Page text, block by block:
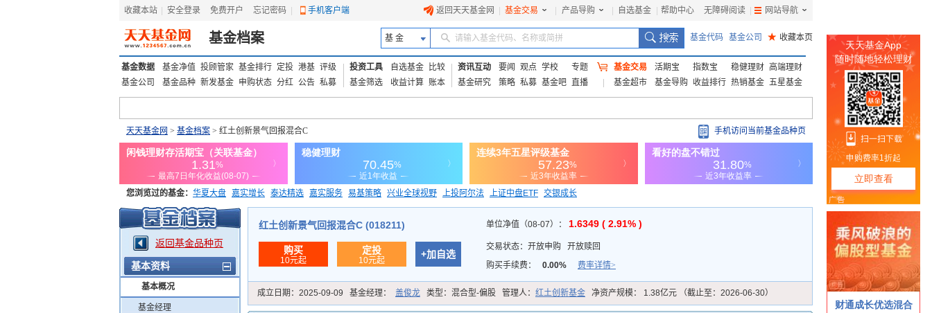
收藏本站 安全登录 免费开户 忘记密码 手机客户端 返回天天基金网 基金交易 产品导购 自选基金 帮助中心 无障碍阅读 网站导航
基金档案 基 金 请输入基金代码、名称或简拼 基金代码 基金公司 ★ 收藏本页
基金数据 基金净值 投顾管家 基金排行 定投 港基 评级
基金公司
基金品种 新发基金 申购状态 分红 公告 私募
投资工具 自选基金
比较
基金筛选
收益计算 账本
资讯互动 要闻 观点 学校
专题
基金研究
策略 私募 基金吧 直播
基金交易 活期宝 指数宝 稳健理财 高端理财
基金超市
基金导购 收益排行 热销基金 五星基金
天天基金网 > 基金档案 > 红土创新景气回报混合C 手机访问当前基金品种页
您浏览过的基金： 华夏大盘 嘉实增长 泰达精选 嘉实服务 易基策略 兴业全球视野 上投阿尔法 上证中盘ETF 交银成长
添富优势 华安宏利 上证180价值ETF
返回基金品种页
基本资料
基本概况
基金经理
红土创新景气回报混合C (018211)
购买
10元起
定投
10元起
+加自选
单位净值（08-07）： 1.6349 ( 2.91% )
交易状态： 开放申购
开放赎回
购买手续费：
0.00% 费率详情>
成立日期： 2025-09-09 基金经理： 盖俊龙 类型： 混合型-偏股 管理人： 红土创新基金 净资产规模： 1.38亿元 （截止至：2026-06-30）